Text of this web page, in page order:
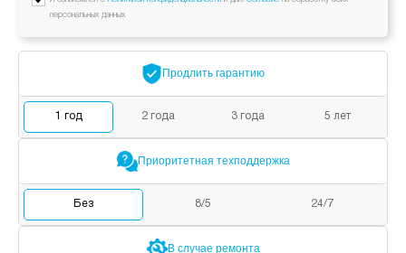
персональных данных
Продлить гарантию
1 год 2 года 3 года 5 лет
Приоритетная техподдержка
Без 8/5 24/7
В случае ремонта